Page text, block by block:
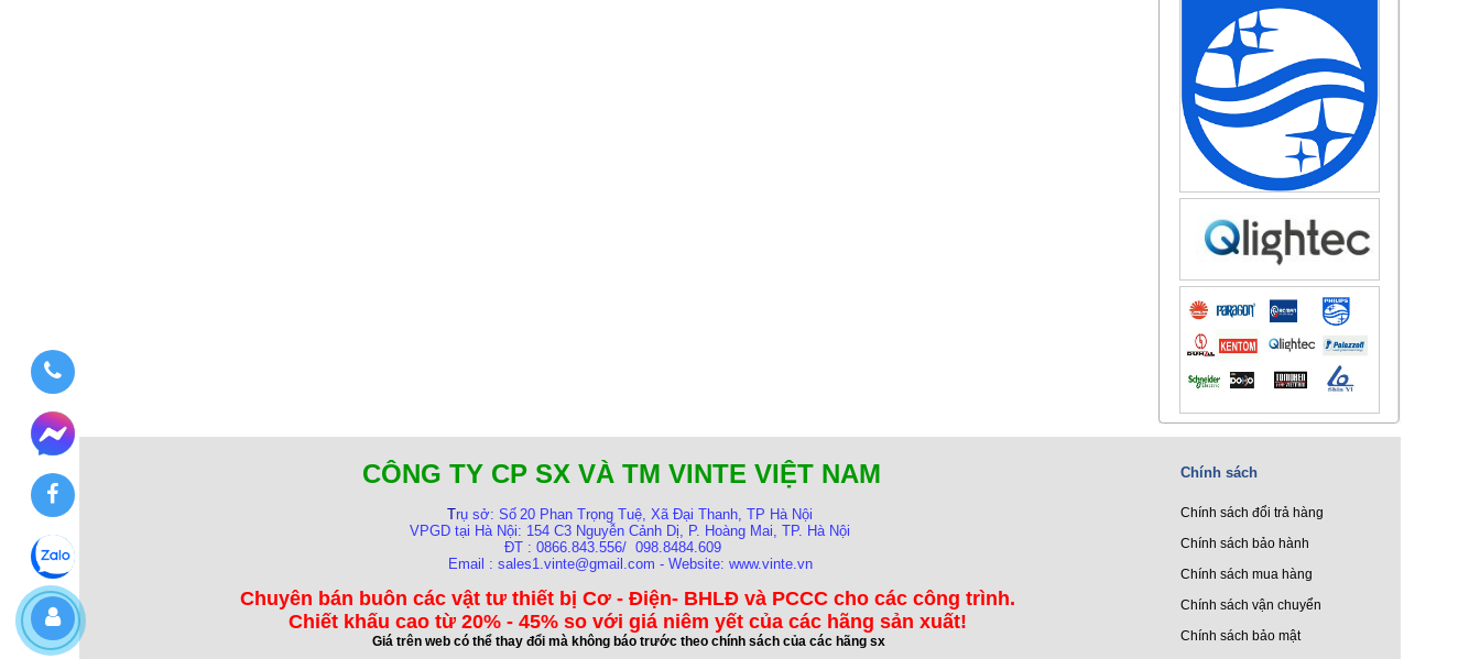
CÔNG TY CP SX VÀ TM VINTE VIỆT NAM
Trụ sở: Số 20 Phan Trọng Tuệ, Xã Đại Thanh, TP Hà Nội
VPGD tại Hà Nội: 154 C3 Nguyễn Cảnh Dị, P. Hoàng Mai, TP. Hà Nội
ĐT : 0866.843.556/ 098.8484.609
Email : sales1.vinte@gmail.com - Website: www.vinte.vn
Chuyên bán buôn các vật tư thiết bị Cơ - Điện- BHLĐ và PCCC cho các công trình.
Chiết khấu cao từ 20% - 45% so với giá niêm yết của các hãng sản xuất!
Giá trên web có thể thay đổi mà không báo trước theo chính sách của các hãng sx
Chính sách
Chính sách đổi trả hàng
Chính sách bảo hành
Chính sách mua hàng
Chính sách vận chuyển
Chính sách bảo mật